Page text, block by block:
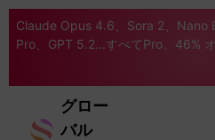
Claude Opus 4.6、Sora 2、Nano
Pro、GPT 5.2...すべてPro。46%
グロー
バル